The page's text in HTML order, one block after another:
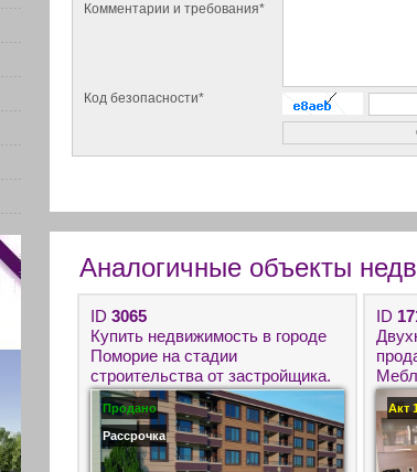
Комментарии и требования*
Код безопасности*
Аналогичные объекты
ID 3065
Купить недвижимость в городе
Поморие на стадии
строительства от застройщика.
Новые квартиры в Болгарии
для круглогодичного
проживания
Продано
Рассрочка
ID
Акт